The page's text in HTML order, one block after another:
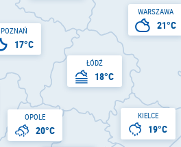
KIELCE
19°C
ŁÓDŹ
18°C
OPOLE
20°C
POZNAŃ
17°C
WARSZAWA
21°C